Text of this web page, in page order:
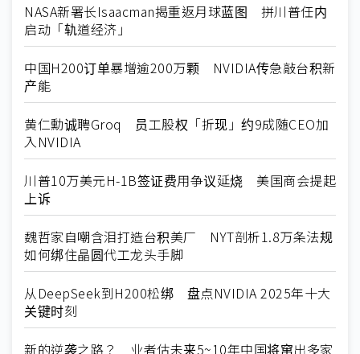
NASA新署长Isaacman揭重返月球蓝图 拼川普任内
启动「轨道经济」
中国H200订单暴增逾200万颗 NVIDIA传急敲台积新
产能
黄仁勳诚聘Groq 员工股权「折现」约9成随CEO加
入NVIDIA
川普10万美元H-1B签证费用争议延烧 美国商会提起
上诉
魏哲家自嘲含泪打造台积美厂 NYT剖析1.8万条法规
如何绑住晶圆代工龙头手脚
从DeepSeek到H200松绑 盘点NVIDIA 2025年十大
关键时刻
新的逆袭之路？ 业者估未来5~10年中国将窜出多家